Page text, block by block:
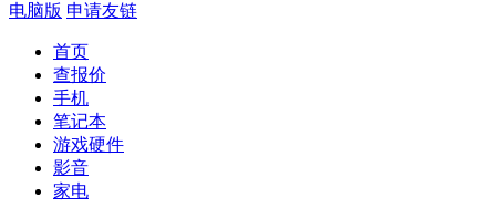
电脑版 申请友链
首页
查报价
手机
笔记本
游戏硬件
影音
家电